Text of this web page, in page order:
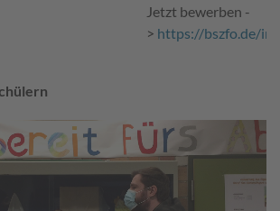
Jetzt bewerben -
> https://bszfo.de/